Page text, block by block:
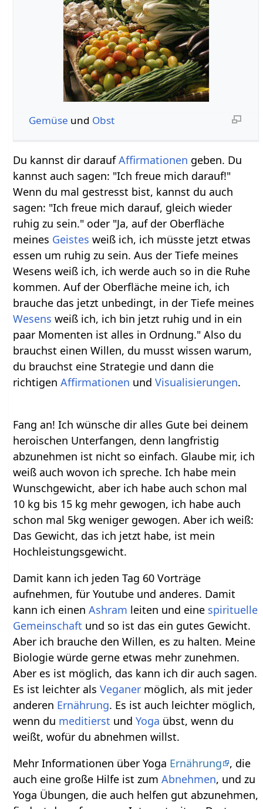
Gemüse und Obst
Du kannst dir daraufAffirmationen geben. Du
kannst auch sagen: "Ich freue mich darauf!"
Wenn du mal gestresst bist, kannst du auch
sagen: "Ich freue mich darauf, gleich wieder
ruhig zu sein." oder "Ja, auf der Oberfläche
meines Geistes weiß ich, ich müsste jetzt etwas
essen um ruhig zu sein. Aus der Tiefe meines
Wesens weiß ich, ich werde auch so in die Ruhe
kommen. Auf der Oberfläche meine ich, ich
brauche das jetzt unbedingt, in der Tiefe meines
Wesens weiß ich, ich bin jetzt ruhig und in ein
paar Momenten ist alles in Ordnung." Also du
brauchst einen Willen, du musst wissen warum,
du brauchst eine Strategie und dann die
richtigenAffirmationen undVisualisierungen.
Fang an! Ich wünsche dir alles Gute bei deinem
heroischen Unterfangen, denn langfristig
abzunehmen ist nicht so einfach. Glaube mir, ich
weiß auch wovon ich spreche. Ich habe mein
Wunschgewicht, aber ich habe auch schon mal
10 kg bis 15 kg mehr gewogen, ich habe auch
schon mal 5kg weniger gewogen. Aber ich weiß:
Das Gewicht, das ich jetzt habe, ist mein
Hochleistungsgewicht.
Damit kann ich jeden Tag 60 Vorträge
aufnehmen, für Youtube und anderes. Damit
kann ich einenAshram leiten und eine spirituelle
Gemeinschaft und so ist das ein gutes Gewicht.
Aber ich brauche den Willen, es zu halten. Meine
Biologie würde gerne etwas mehr zunehmen.
Aber es ist möglich, das kann ich dir auch sagen.
Es ist leichter alsVeganer möglich, als mit jeder
anderen Ernährung. Es ist auch leichter möglich,
wenn du meditierst undYoga übst, wenn du
weißt, wofür du abnehmen willst.
Mehr Informationen über Yoga Ernährung
, die
auch eine große Hilfe ist zumAbnehmen, und zu
Yoga Übungen, die auch helfen gut abzunehmen,